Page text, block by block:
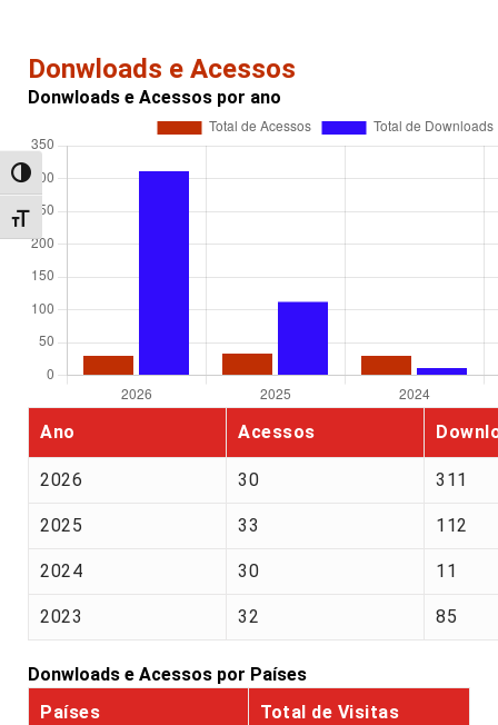
Alternar alto contraste
Alternar tamanho da fonte
Donwloads e Acessos
Donwloads e Acessos por ano
Ano Acessos
2026 30 311
2025 33 112
2024 30 11
2023 32 85
Donwloads e Acessos por Países
Países
Total de Visitas